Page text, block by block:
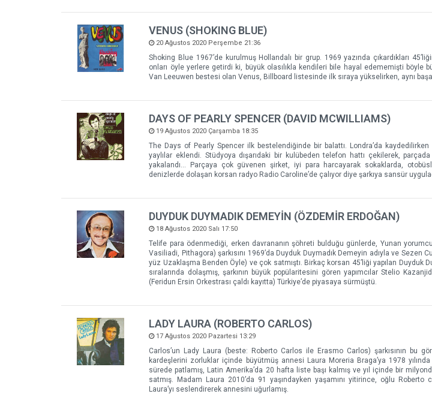
VENUS (SHOKING BLUE)
20 Ağustos 2020 Perşembe 21:36
Shoking Blue 1967’de kurulmuş Hollandalı bir grup. 1969 yazında çıkardıkları
onları öyle yerlere getirdi ki, büyük olasılıkla kendileri bile hayal edememişti böyle
Van Leeuwen bestesi olan Venus, Billboard listesinde ilk sıraya yükselirken, aynı
DAYS OF PEARLY SPENCER (DAVID MCWILLIAMS)
19 Ağustos 2020 Çarşamba 18:35
The Days of Pearly Spencer ilk bestelendiğinde bir balattı. Londra’da kaydedilirken
yaylılar eklendi. Stüdyoya dışarıdaki bir kulübeden telefon hattı çekilerek,
yakalandı… Parçaya çok güvenen şirket, iyi para harcayarak sokaklarda,
denizlerde dolaşan korsan radyo Radio Caroline’de çalıyor diye şarkıya sansür
DUYDUK DUYMADIK DEMEYİN (ÖZDEMİR ERDOĞAN)
18 Ağustos 2020 Salı 17:50
Telife para ödenmediği, erken davrananın şöhreti bulduğu günlerde, Yunan
Vasiliadi, Pithagora) şarkısını 1969’da Duyduk Duymadık Demeyin adıyla ve Sezen
yüz Uzaklaşma Benden Öyle) ve çok satmıştı. Birkaç korsan 45’liği yapılan Duyduk
sıralarında dolaşmış, şarkının büyük popülaritesini gören yapımcılar Stelio
(Feridun Ersin Orkestrası çaldı kayıtta) Türkiye’de piyasaya sürmüştü.
LADY LAURA (ROBERTO CARLOS)
17 Ağustos 2020 Pazartesi 13:29
Carlos’un Lady Laura (beste: Roberto Carlos ile Erasmo Carlos) şarkısının bu
kardeşlerini zorluklar içinde büyütmüş annesi Laura Moreria Braga’ya 1978 yılında
sürede patlamış, Latin Amerika’da 20 hafta liste başı kalmış ve yıl içinde bir
satmış. Madam Laura 2010’da 91 yaşındayken yaşamını yitirince, oğlu
Laura’yı seslendirerek annesini uğurlamış.